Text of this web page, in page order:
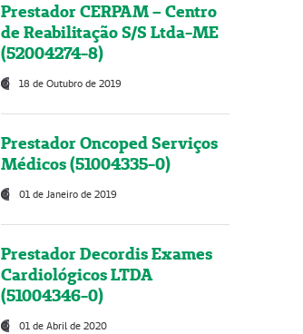
Prestador CERPAM – Centro
de Reabilitação S/S Ltda-ME
(52004274-8)
18 de Outubro de 2019
Prestador Oncoped Serviços
Médicos (51004335-0)
01 de Janeiro de 2019
Prestador Decordis Exames
Cardiológicos LTDA
(51004346-0)
01 de Abril de 2020